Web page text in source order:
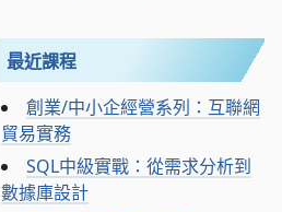
最近課程
創業/中小企經營系列：互聯網
貿易實務
SQL中級實戰：從需求分析到
數據庫設計